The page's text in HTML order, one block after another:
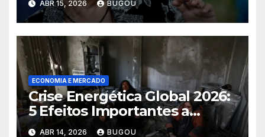
ABR 15, 2026 BUGOU
ECONOMIA E MERCADO
Crise Energética Global 2026:
5 Efeitos Importantes a
Considerar
ABR 14, 2026 BUGOU